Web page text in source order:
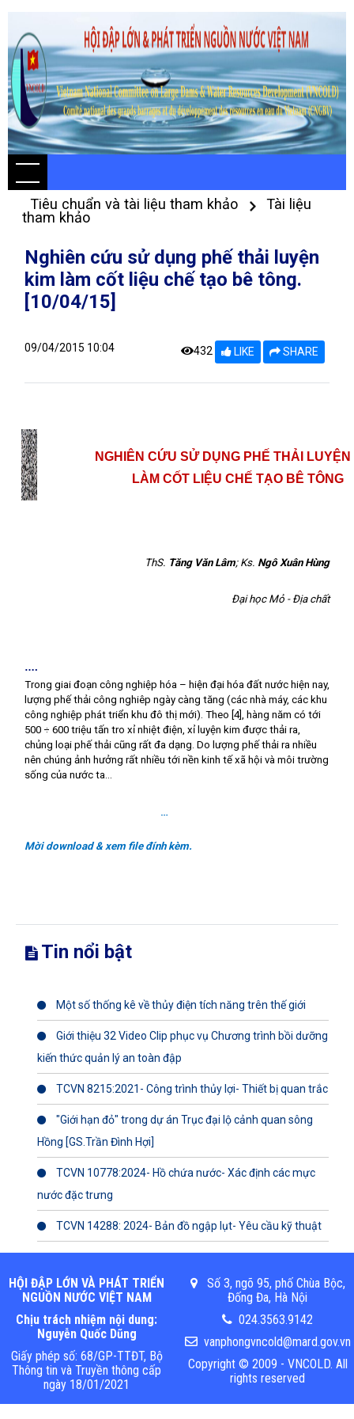
Tiêu chuẩn và tài liệu tham khảo
Tài liệu
tham khảo
Nghiên cứu sử dụng phế thải luyện
kim làm cốt liệu chế tạo bê tông.
[10/04/15]
09/04/2015 10:04 432 LIKE SHARE
NGHIÊN CỨU SỬ DỤNG PHẾ THẢI LUYỆN
LÀM CỐT LIỆU CHẾ TẠO BÊ TÔNG
ThS. Tăng Văn Lâm; Ks. Ngô Xuân Hùng
Đại học Mỏ - Địa chất
….
Trong giai đoạn công nghiệp hóa – hiện đại hóa đất nước hiện nay,
lượng phế thải công nghiêp ngày càng tăng (các nhà máy, các khu
công nghiệp phát triển khu đô thị mới). Theo [4], hàng năm có tới
500 ÷ 600 triệu tấn tro xỉ nhiệt điện, xỉ luyện kim được thải ra,
chủng loại phế thải cũng rất đa dạng. Do lượng phế thải ra nhiều
nên chúng ảnh hưởng rất nhiều tới nền kinh tế xã hội và môi trường
sống của nước ta…
…
Mời download & xem file đính kèm.
Tin nổi bật
Một số thống kê về thủy điện tích năng trên thế giới
Giới thiệu 32 Video Clip phục vụ Chương trình bồi dưỡng
kiến thức quản lý an toàn đập
TCVN 8215:2021- Công trình thủy lợi- Thiết bị quan trắc
"Giới hạn đỏ" trong dự án Trục đại lộ cảnh quan sông
Hồng [GS.Trần Đình Hợi]
TCVN 10778:2024- Hồ chứa nước- Xác định các mực
nước đặc trưng
TCVN 14288: 2024- Bản đồ ngập lụt- Yêu cầu kỹ thuật
HỘI ĐẬP LỚN VÀ PHÁT TRIỂN
NGUỒN NƯỚC VIỆT NAM
Chịu trách nhiệm nội dung:
Nguyễn Quốc Dũng
Giấy phép số: 68/GP-TTĐT, Bộ
Thông tin và Truyền thông cấp
ngày 18/01/2021
Số 3, ngõ 95, phố Chùa Bộc,
Đống Đa, Hà Nội
024.3563.9142
vanphongvncold@mard.gov.vn
Copyright © 2009 - VNCOLD. All
rights reserved